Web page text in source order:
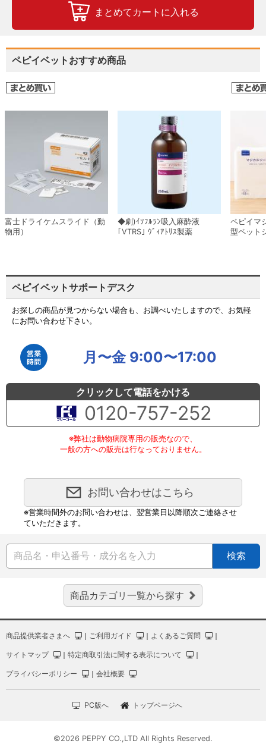
まとめてカートに入れる
ペピイベットおすすめ商品
富士ドライケムスライド（動
物用）
◆劇)ｲｿﾌﾙﾗﾝ吸入麻酔液
｢VTRS｣ ｳﾞｨｱﾄﾘｽ製薬
ペピイマ
型ペット
ペピイベットサポートデスク
お探しの商品が見つからない場合も、お調べいたしますので、お気軽
にお問い合わせ下さい。
月〜金 9:00〜17:00
クリックして電話をかける
0120-757-252
※弊社は動物病院専用の販売なので、
一般の方への販売は行なっておりません。
お問い合わせはこちら
※営業時間外のお問い合わせは、翌営業日以降順次ご連絡させ
ていただきます。
検索
商品カテゴリ一覧から探す
商品提供業者さまへ ｜ ご利用ガイド ｜ よくあるご質問 ｜
サイトマップ ｜ 特定商取引法に関する表示について ｜
プライバシーポリシー ｜ 会社概要
PC版へ トップページへ
©2026 PEPPY CO.,LTD All Rights Reserved.